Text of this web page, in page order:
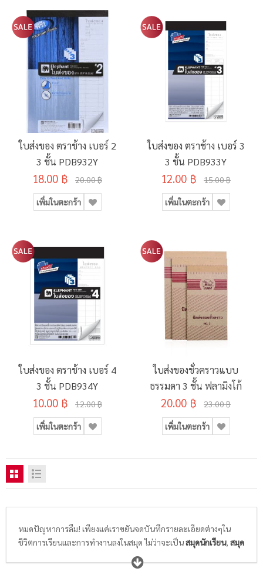
ใบส่งของ ตราช้าง เบอร์ 2
3 ชั้น PDB932Y
18.00 ฿ 20.00 ฿
เพิ่มในตะกร้า
ใบส่งของ ตราช้าง เบอร์ 3
3 ชั้น PDB933Y
12.00 ฿ 15.00 ฿
เพิ่มในตะกร้า
ใบส่งของ ตราช้าง เบอร์ 4
3 ชั้น PDB934Y
10.00 ฿ 12.00 ฿
เพิ่มในตะกร้า
ใบส่งของชั่วคราวแบบ
ธรรมดา 3 ชั้น ฟลามิงโก้
20.00 ฿ 23.00 ฿
เพิ่มในตะกร้า
หมดปัญหาการลืม! เพียงแค่เราขยันจดบันทึกรายละเอียดต่างๆใน
ชีวิตการเรียนและการทำงานลงในสมุด ไม่ว่าจะเป็นสมุดนักเรียน, สมุด
สมุดบันทึก
เขียนรายละเอียดของสิ่งที่สำคัญหรือวาดภาพของสิ่งที่ต้องการจดจำ